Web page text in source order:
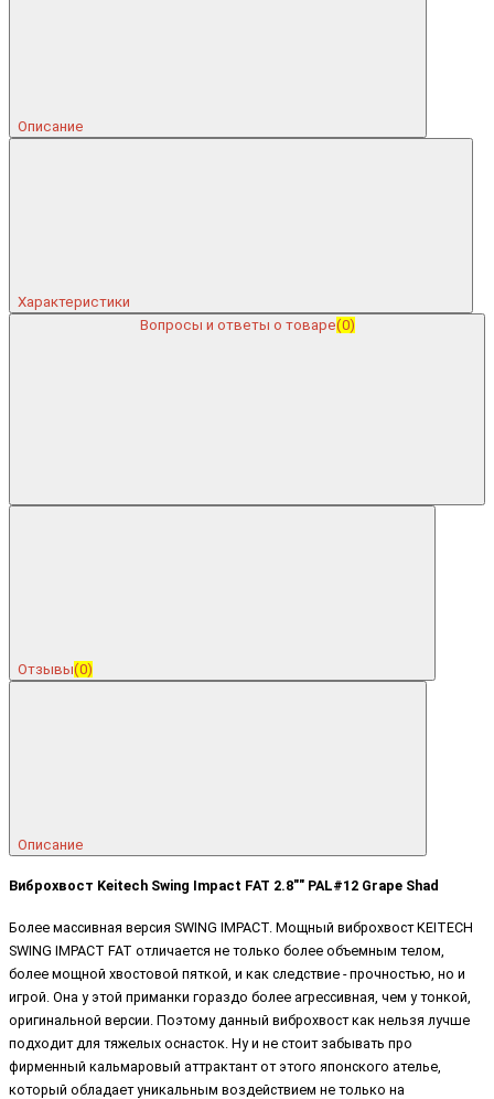
Описание
Характеристики
Вопросы и ответы о товаре(0)
Отзывы(0)
Описание
Виброхвост Keitech Swing Impact FAT 2.8"" PAL#12 Grape Shad
Более массивная версия SWING IMPACT. Мощный виброхвост KEITECH
SWING IMPACT FAT отличается не только более объемным телом,
более мощной хвостовой пяткой, и как следствие - прочностью, но и
игрой. Она у этой приманки гораздо более агрессивная, чем у тонкой,
оригинальной версии. Поэтому данный виброхвост как нельзя лучше
подходит для тяжелых оснасток. Ну и не стоит забывать про
фирменный кальмаровый аттрактант от этого японского ателье,
который обладает уникальным воздействием не только на